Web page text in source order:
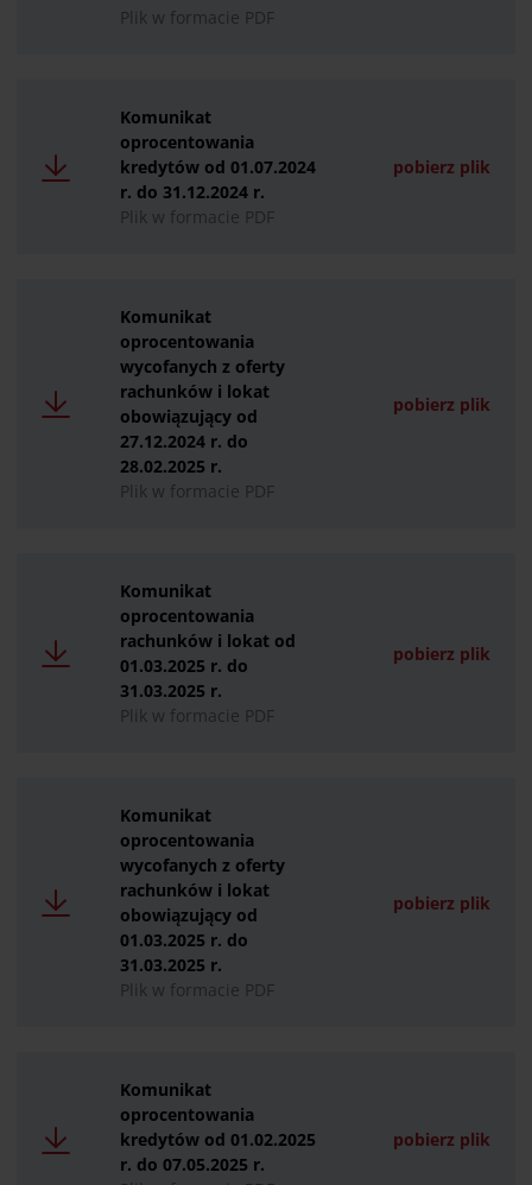
Plik w formacie PDF
Komunikat
oprocentowania
kredytów od 01.07.2024
r. do 31.12.2024 r.
Plik w formacie PDF
pobierz plik
Komunikat
oprocentowania
wycofanych z oferty
rachunków i lokat
obowiązujący od
27.12.2024 r. do
28.02.2025 r.
Plik w formacie PDF
pobierz plik
Komunikat
oprocentowania
rachunków i lokat od
01.03.2025 r. do
31.03.2025 r.
Plik w formacie PDF
pobierz plik
Komunikat
oprocentowania
wycofanych z oferty
rachunków i lokat
obowiązujący od
01.03.2025 r. do
31.03.2025 r.
Plik w formacie PDF
pobierz plik
Komunikat
oprocentowania
kredytów od 01.02.2025
r. do 07.05.2025 r.
pobierz plik